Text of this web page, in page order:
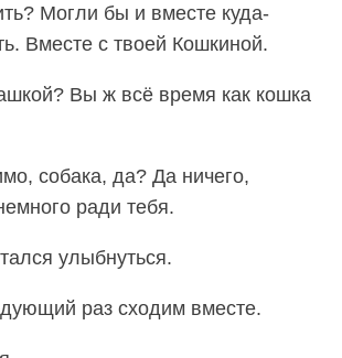
Могли бы и вместе куда-
Вместе с твоей Кошкиной.
Вы ж всё время как кошка
собака, да? Да ничего,
ради тебя.
улыбнуться.
раз сходим вместе.